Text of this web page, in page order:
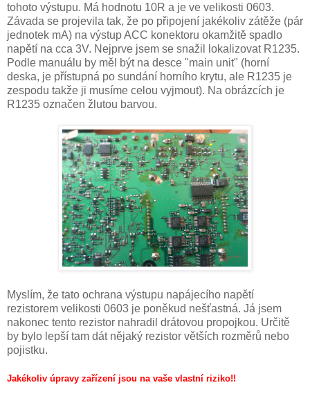
tohoto výstupu. Má hodnotu 10R a je ve velikosti 0603.
Závada se projevila tak, že po připojení jakékoliv zátěže (pár
jednotek mA) na výstup ACC konektoru okamžitě spadlo
napětí na cca 3V. Nejprve jsem se snažil lokalizovat R1235.
Podle manuálu by měl být na desce "main unit" (horní
deska, je přístupná po sundání horního krytu, ale R1235 je
zespodu takže ji musíme celou vyjmout). Na obrázcích je
R1235 označen žlutou barvou.
Myslím, že tato ochrana výstupu napájecího napětí
rezistorem velikosti 0603 je poněkud nešťastná. Já jsem
nakonec tento rezistor nahradil drátovou propojkou. Určitě
by bylo lepší tam dát nějaký rezistor větších rozměrů nebo
pojistku.
Jakékoliv úpravy zařízení jsou na vaše vlastní riziko!!